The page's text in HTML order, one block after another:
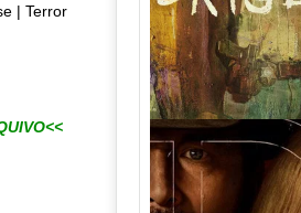
| Terror